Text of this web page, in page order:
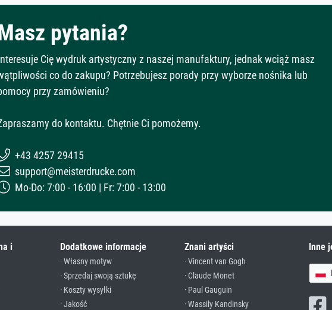
pytania?
Cię wydruk artystyczny z naszej manufaktury, jednak wciąż masz
co do zakupu? Potrzebujesz porady przy wyborze nośnika lub
przy zamówieniu?
do kontaktu. Chętnie Ci pomożemy.
+43 4257 29415
support@meisterdrucke.com
Mo-Do: 7:00 - 16:00 | Fr: 7:00 - 13:00
i
Dodatkowe informacje
· Własny motyw
· Sprzedaj swoją sztukę
· Koszty wysyłki
· Jakość
Znani artyści
· Vincent van Gogh
· Claude Monet
· Paul Gauguin
· Wassily Kandinsky
Inne